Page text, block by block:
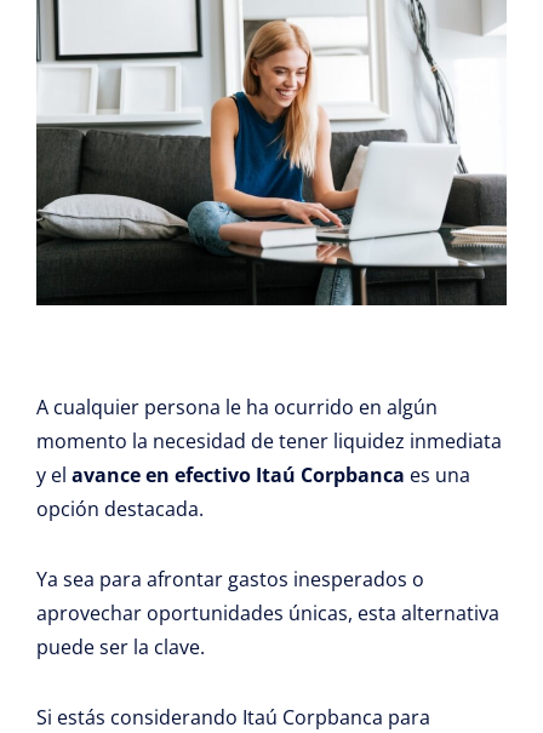
A cualquier persona le ha ocurrido en algún
momento la necesidad de tener liquidez inmediata
y el avance en efectivo Itaú Corpbanca es una
opción destacada.
Ya sea para afrontar gastos inesperados o
aprovechar oportunidades únicas, esta alternativa
puede ser la clave.
Si estás considerando Itaú Corpbanca para